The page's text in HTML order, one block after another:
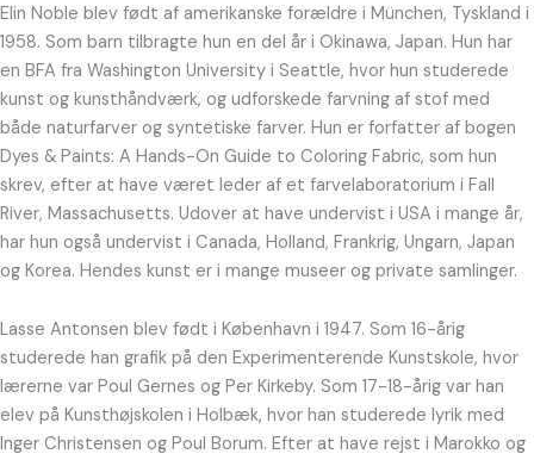
Elin Noble blev født af amerikanske forældre i München, Tyskland i
1958. Som barn tilbragte hun en del år i Okinawa, Japan. Hun har
en BFA fra Washington University i Seattle, hvor hun studerede
kunst og kunsthåndværk, og udforskede farvning af stof med
både naturfarver og syntetiske farver. Hun er forfatter af bogen
Dyes & Paints: A Hands-On Guide to Coloring Fabric, som hun
skrev, efter at have været leder af et farvelaboratorium i Fall
River, Massachusetts. Udover at have undervist i USA i mange år,
har hun også undervist i Canada, Holland, Frankrig, Ungarn, Japan
og Korea. Hendes kunst er i mange museer og private samlinger.
Lasse Antonsen blev født i København i 1947. Som 16-årig
studerede han grafik på den Experimenterende Kunstskole, hvor
lærerne var Poul Gernes og Per Kirkeby. Som 17-18-årig var han
elev på Kunsthøjskolen i Holbæk, hvor han studerede lyrik med
Inger Christensen og Poul Borum. Efter at have rejst i Marokko og